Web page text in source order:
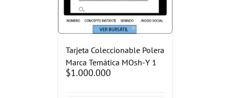
Tarjeta Coleccionable Polera
Marca Temática MOsh-Y 1
$1.000.000